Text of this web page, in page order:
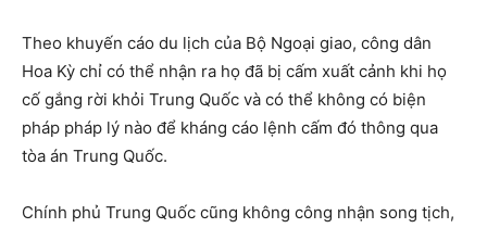
Theo khuyến cáo du lịch của Bộ Ngoại giao, công dân
Hoa Kỳ chỉ có thể nhận ra họ đã bị cấm xuất cảnh khi họ
cố gắng rời khỏi Trung Quốc và có thể không có biện
pháp pháp lý nào để kháng cáo lệnh cấm đó thông qua
tòa án Trung Quốc.
Chính phủ Trung Quốc cũng không công nhận song tịch,